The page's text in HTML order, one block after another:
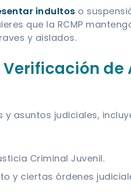
indultos o
que la RCMP
y aislados.
de
asuntos judiciales,
Criminal Juvenil.
y ciertas órdenes